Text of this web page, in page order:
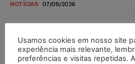
NOTÍCIAS 07/08/2026
novos para pessoas com
níveis
DIREITO TRIBUTÁRIO 07/08/2026
Usamos cookies em nosso site
experiência mais relevante,
preferências e visitas repetidas.